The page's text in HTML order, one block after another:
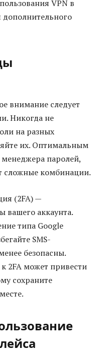
VPN в
дополнительного
внимание следует
Никогда не
на разных
их. Оптимальным
паролей,
сложные комбинации.
(2FA) —
вашего аккаунта.
типа Google
SMS-
безопасны.
2FA может привести
сохраните